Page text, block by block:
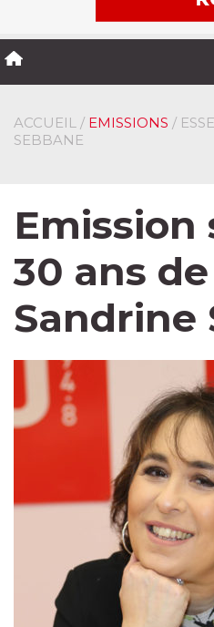
ACCUEIL / EMISSIONS /
SEBBANE
Emission
30 ans
Sandrine